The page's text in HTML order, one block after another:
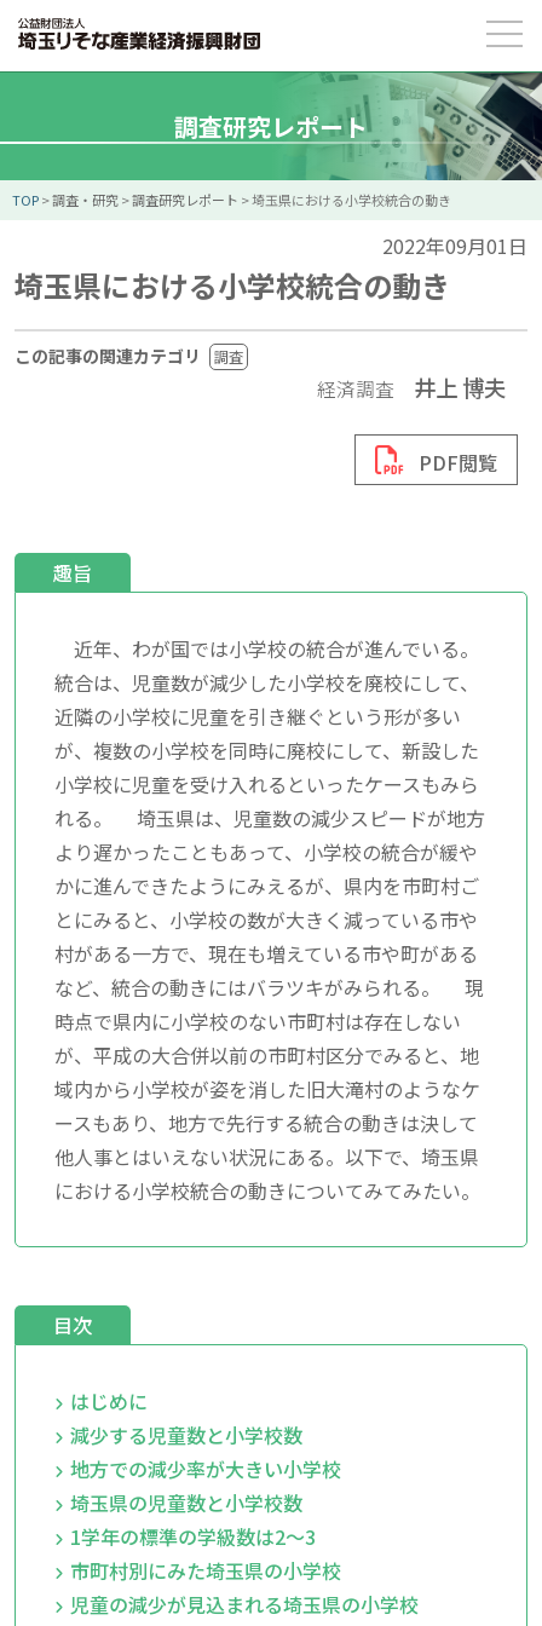
調査研究レポート
TOP>調査・研究>調査研究レポート >埼玉県における小学校統合の動き
2022年09月01日
埼玉県における小学校統合の動き
この記事の関連カテゴリ 調査
経済調査 井上 博夫
PDF閲覧
趣旨
近年、わが国では小学校の統合が進んでいる。
統合は、児童数が減少した小学校を廃校にして、
近隣の小学校に児童を引き継ぐという形が多い
が、複数の小学校を同時に廃校にして、新設した
小学校に児童を受け入れるといったケースもみら
れる。 埼玉県は、児童数の減少スピードが地方
より遅かったこともあって、小学校の統合が緩や
かに進んできたようにみえるが、県内を市町村ご
とにみると、小学校の数が大きく減っている市や
村がある一方で、現在も増えている市や町がある
など、統合の動きにはバラツキがみられる。 現
時点で県内に小学校のない市町村は存在しない
が、平成の大合併以前の市町村区分でみると、地
域内から小学校が姿を消した旧大滝村のようなケ
ースもあり、地方で先行する統合の動きは決して
他人事とはいえない状況にある。以下で、埼玉県
における小学校統合の動きについてみてみたい。
目次
はじめに
減少する児童数と小学校数
地方での減少率が大きい小学校
埼玉県の児童数と小学校数
1学年の標準の学級数は2～3
市町村別にみた埼玉県の小学校
児童の減少が見込まれる埼玉県の小学校